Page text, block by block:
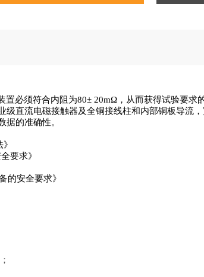
必须符合内阻为80± 20mΩ，从而获得试验要求
直流电磁接触器及全铜接线柱和内部铜板导流
据的准确性。
要求》
的安全要求》